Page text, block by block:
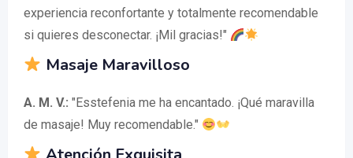
experiencia reconfortante y totalmente recomendable
si quieres desconectar. ¡Mil gracias!"
Masaje Maravilloso
A. M. V.: "Esstefenia me ha encantado. ¡Qué maravilla
de masaje! Muy recomendable."